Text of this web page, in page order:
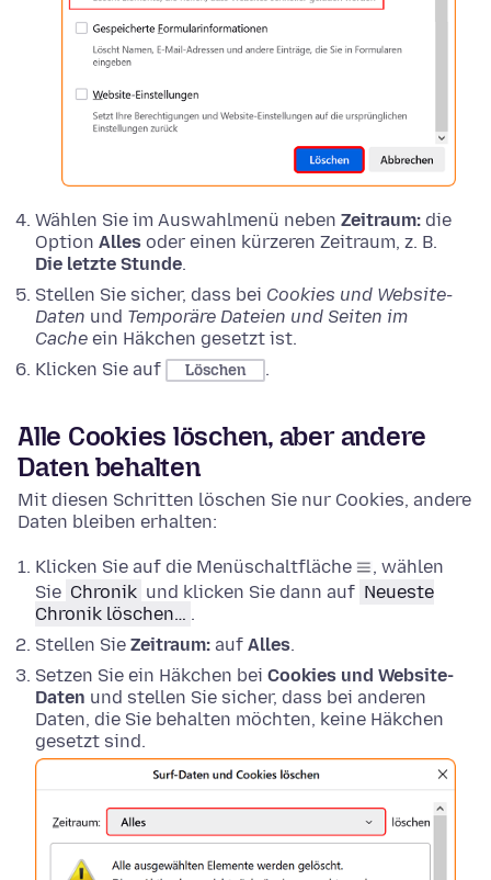
Wählen Sie im Auswahlmenü neben Zeitraum: die
Option Alles oder einen kürzeren Zeitraum, z. B.
Die letzte Stunde.
Stellen Sie sicher, dass bei Cookies und Website-
Daten und Temporäre Dateien und Seiten im
Cache ein Häkchen gesetzt ist.
Klicken Sie auf
Löschen .
Alle Cookies löschen, aber andere
Daten behalten
Mit diesen Schritten löschen Sie nur Cookies, andere
Daten bleiben erhalten:
Klicken Sie auf die Menüschaltfläche
, wählen
Sie Chronik und klicken Sie dann auf Neueste
Chronik löschen… .
Stellen Sie Zeitraum: auf Alles.
Setzen Sie ein Häkchen bei Cookies und Website-
Daten und stellen Sie sicher, dass bei anderen
Daten, die Sie behalten möchten, keine Häkchen
gesetzt sind.